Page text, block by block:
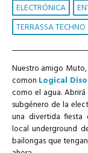
ELECTRÓNICA
TERRASSA
Nuestro amigo Muto,
comon Logical
como el agua. Abrirá
subgénero de la
una divertida fiesta
local underground
bailongas que